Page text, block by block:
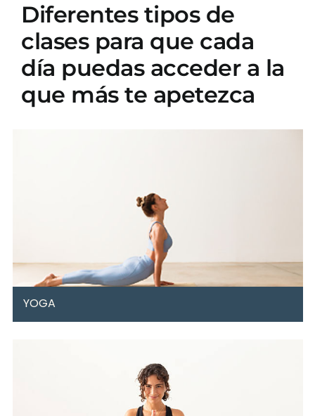
Diferentes tipos de
clases para que cada
día puedas acceder a la
que más te apetezca
YOGA
Moverás todo el cuerpo, conseguirás una postura recta,
aliviarás el agarrotamiento y llegarás al equilibrio
mental y físico sin romperte la crisma.